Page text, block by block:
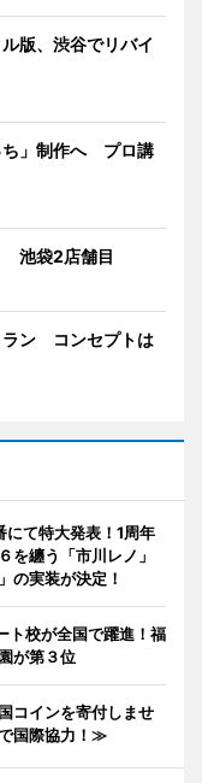
版、渋谷でリバイ
ち」制作へ プロ講
池袋2店舗目
ラン コンセプトは
にて特大発表！1周年
を纏う「市川レノ」
の実装が決定！
ト校が全国で躍進！福
が第３位
コインを寄付しませ
国際協力！≫